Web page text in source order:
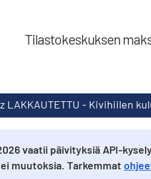
Tilastokeskuksen
LAKKAUTETTU - Kivihiilen
vaatii päivityksiä API-
muutoksia. Tarkemmat